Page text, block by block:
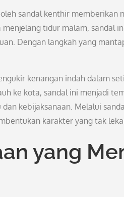
sandal kenthir memberikan
tidur malam, sandal
Dengan langkah yang
kenangan indah dalam
ke kota, sandal ini menjadi
kebijaksanaan. Melalui
karakter yang tak
yang